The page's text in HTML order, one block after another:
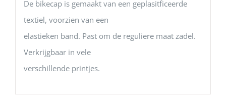
De bikecap is gemaakt van een geplasitficeerde
textiel, voorzien van een
elastieken band. Past om de reguliere maat zadel.
Verkrijgbaar in vele
verschillende printjes.